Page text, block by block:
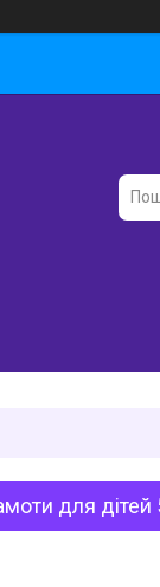
для дітей